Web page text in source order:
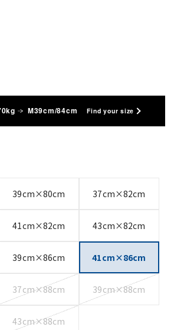
M39cm/84cm Find your size
39cm×80cm 37cm×82cm
41cm×82cm 43cm×82cm
39cm×86cm 41cm×86cm
37cm×88cm 39cm×88cm
43cm×88cm